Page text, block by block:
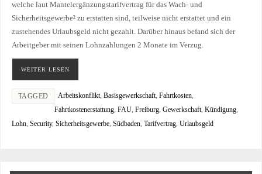
welche laut Mantelergänzungstarifvertrag für das Wach- und
Sicherheitsgewerbe² zu erstatten sind, teilweise nicht erstattet und ein
zustehendes Urlaubsgeld nicht gezahlt. Darüber hinaus befand sich der
Arbeitgeber mit seinen Lohnzahlungen 2 Monate im Verzug.
WEITER LESEN
TAGGED Arbeitskonflikt, Basisgewerkschaft, Fahrtkosten,
Fahrtkostenerstattung, FAU, Freiburg, Gewerkschaft, Kündigung,
Lohn, Security, Sicherheitsgewerbe, Südbaden, Tarifvertrag, Urlaubsgeld